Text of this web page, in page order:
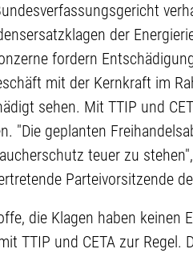
der
fordern
mit der Kernkraft im
sehen. Mit TTIP und
"Die geplanten
teuer zu
Parteivorsitzende
die Klagen haben keinen
TTIP und CETA zur Regel.